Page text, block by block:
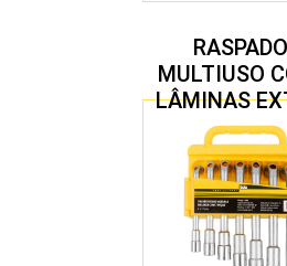
MULTIUSO
LÂMINAS